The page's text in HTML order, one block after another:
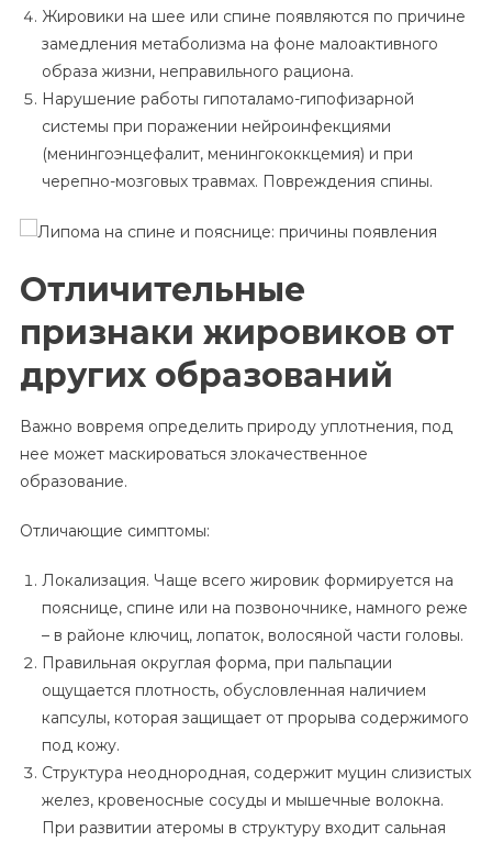
Жировики на шее или спине появляются по причине
замедления метаболизма на фоне малоактивного
образа жизни, неправильного рациона.
Нарушение работы гипоталамо-гипофизарной
системы при поражении нейроинфекциями
(менингоэнцефалит, менингококкцемия) и при
черепно-мозговых травмах. Повреждения спины.
Отличительные
признаки жировиков от
других образований
Важно вовремя определить природу уплотнения, под
нее может маскироваться злокачественное
образование.
Отличающие симптомы:
Локализация. Чаще всего жировик формируется на
пояснице, спине или на позвоночнике, намного реже
– в районе ключиц, лопаток, волосяной части головы.
Правильная округлая форма, при пальпации
ощущается плотность, обусловленная наличием
капсулы, которая защищает от прорыва содержимого
под кожу.
Структура неоднородная, содержит муцин слизистых
желез, кровеносные сосуды и мышечные волокна.
При развитии атеромы в структуру входит сальная